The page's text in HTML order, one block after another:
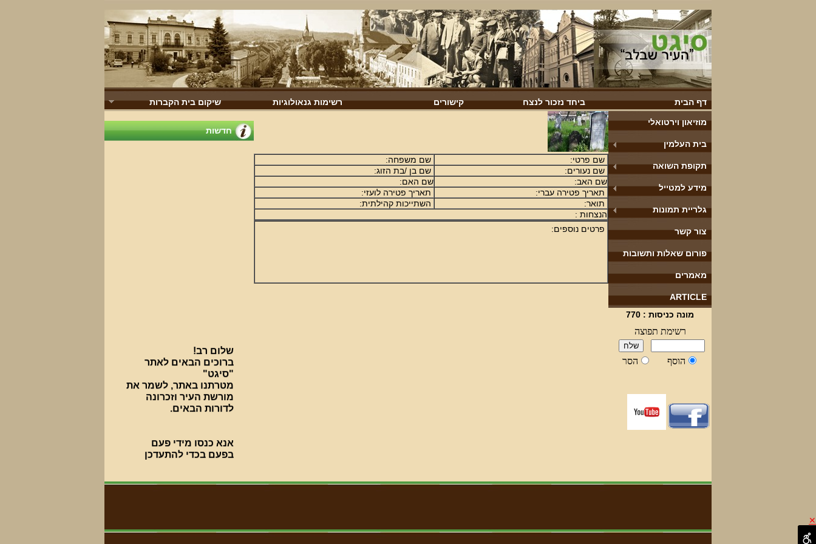
דף הבית ביחד נזכור לנצח קישורים רשימות גנאולוגיות שיקום בית הקברות
מוזיאון וירטואלי
בית העלמין
תקופת השואה
מידע למטייל
גלריית תמונות
צור קשר
פורום שאלות ותשובות
מאמרים
ARTICLE
מונה כניסות : 770
שם פרטי:
שם משפחה:
שם נעורים:
שם בן /בת הזוג:
שם האב:
שם האם:
תאריך פטירה עברי:
תאריך פטירה לועזי:
תואר:
השתייכות קהילתית:
הנצחות :
פרטים נוספים:
חדשות
שלום רב!
ברוכים הבאים לאתר
"סיגט"
מטרתנו באתר, לשמר את
מורשת העיר וזכרונה
לדורות הבאים.
בפעם בכדי להתעדכן
בחידושים.
✕